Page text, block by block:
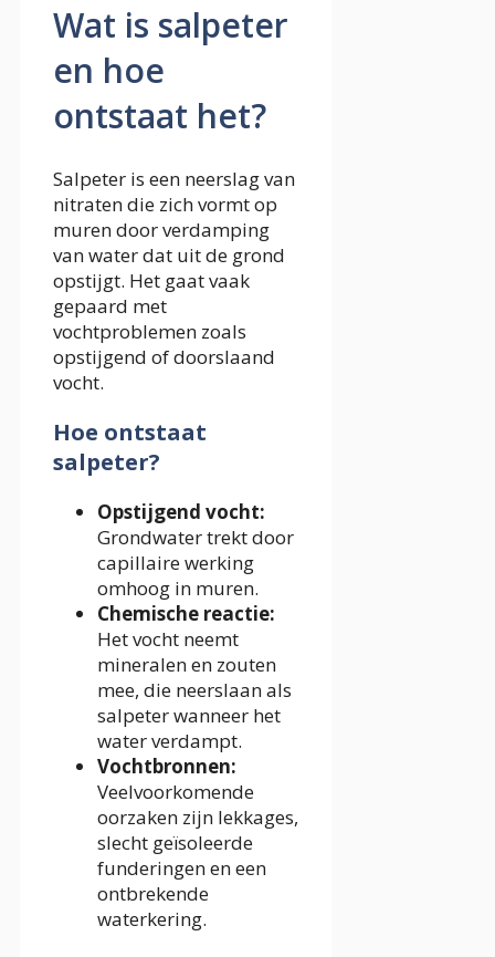
Wat is salpeter
en hoe
ontstaat het?
Salpeter is een neerslag van
nitraten die zich vormt op
muren door verdamping
van water dat uit de grond
opstijgt. Het gaat vaak
gepaard met
vochtproblemen zoals
opstijgend of doorslaand
vocht.
Hoe ontstaat
salpeter?
Opstijgend vocht:
Grondwater trekt door
capillaire werking
omhoog in muren.
Chemische reactie:
Het vocht neemt
mineralen en zouten
mee, die neerslaan als
salpeter wanneer het
water verdampt.
Vochtbronnen:
Veelvoorkomende
oorzaken zijn lekkages,
slecht geïsoleerde
funderingen en een
ontbrekende
waterkering.